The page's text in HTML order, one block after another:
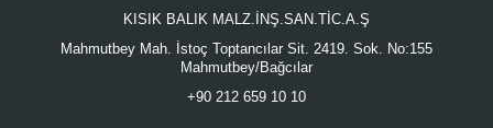
KISIK BALIK MALZ.İNŞ.SAN.TİC.A.Ş
Mahmutbey Mah. İstoç Toptancılar Sit. 2419. Sok. No:155
Mahmutbey/Bağcılar
+90 212 659 10 10